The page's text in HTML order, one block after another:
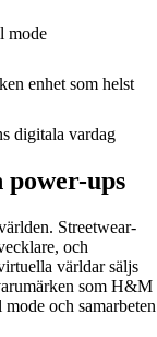
mode
enhet som helst
digitala vardag
ups
Streetwear-
och
världar säljs
som H&M
och samarbeten